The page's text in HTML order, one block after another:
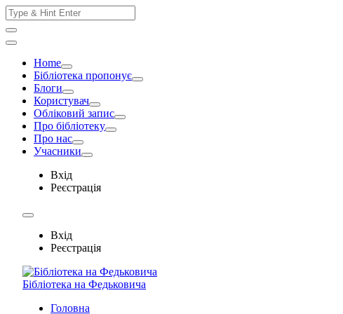
Skip
to
content
Search
for:
Home
Бібліотека пропонує
Блоги
Користувач
Обліковий запис
Про бібліотеку
Про нас
Учасники
Вхід
Реєстрація
Вхід
Реєстрація
Бібліотека на Федьковича
Головна